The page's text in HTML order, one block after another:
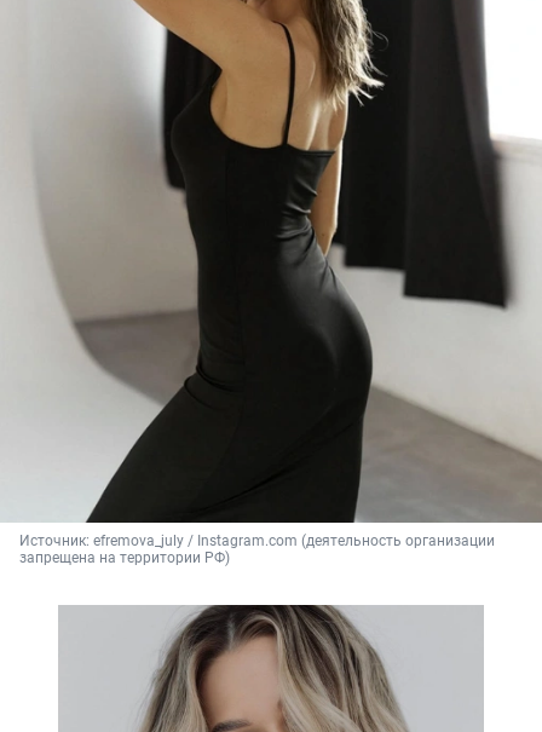
Источник: efremova_july / Instagram.com (деятельность организации
запрещена на территории РФ)